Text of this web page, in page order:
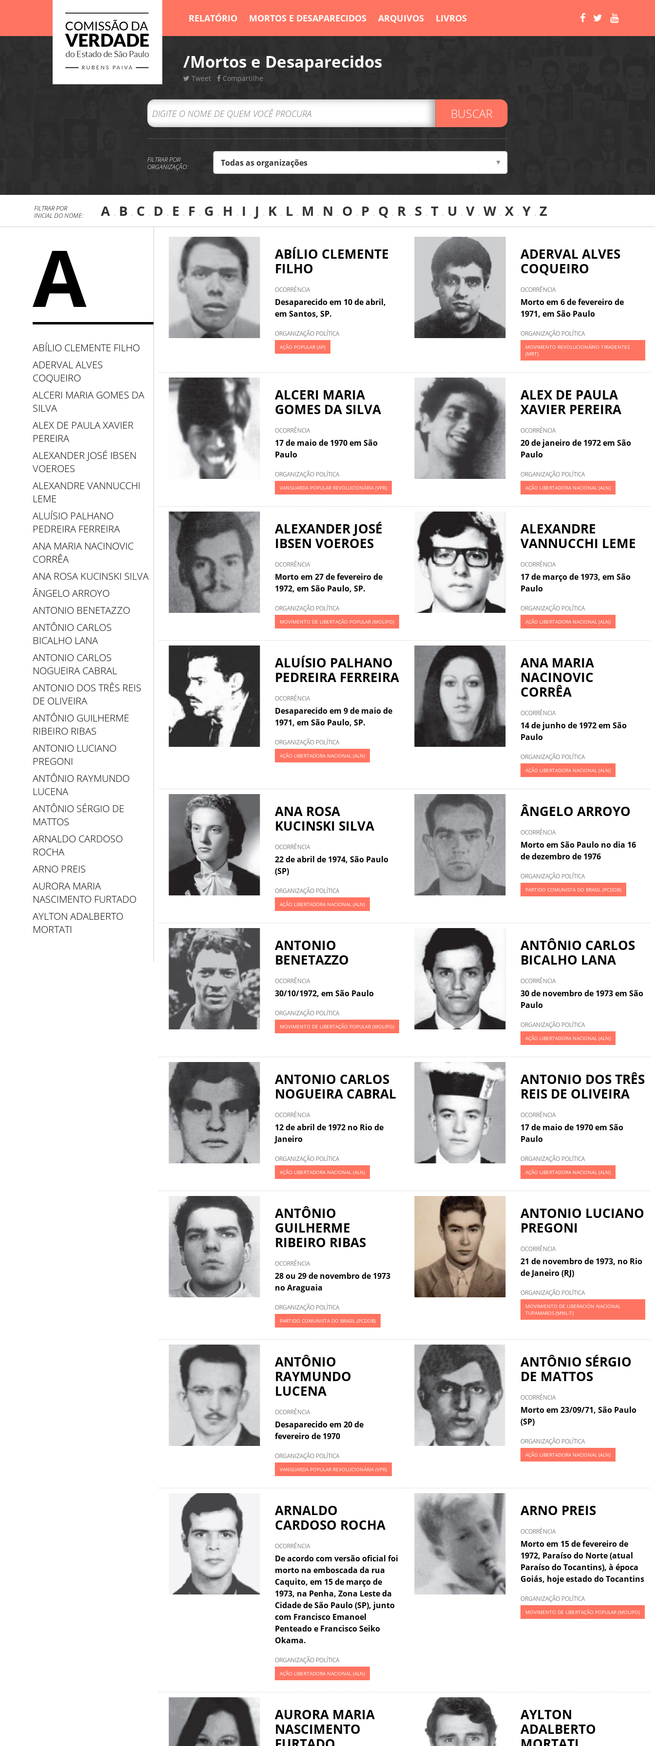
RELATÓRIO MORTOS E DESAPARECIDOS ARQUIVOS LIVROS
/Mortos e Desaparecidos
Tweet Compartilhe
BUSCAR
FILTRAR POR
ORGANIZAÇÃO:
FILTRAR POR
INICIAL DO NOME:
A . B . C . D . E . F . G . H . I . J . K . L . M . N . O . P . Q . R . S . T . U . V . W . X . Y . Z
A
ABÍLIO CLEMENTE FILHO
ADERVAL ALVES
COQUEIRO
ALCERI MARIA GOMES DA
SILVA
ALEX DE PAULA XAVIER
PEREIRA
ALEXANDER JOSÉ IBSEN
VOEROES
ALEXANDRE VANNUCCHI
LEME
ALUÍSIO PALHANO
PEDREIRA FERREIRA
ANA MARIA NACINOVIC
CORRÊA
ANA ROSA KUCINSKI SILVA
ÂNGELO ARROYO
ANTONIO BENETAZZO
ANTÔNIO CARLOS
BICALHO LANA
ANTONIO CARLOS
NOGUEIRA CABRAL
ANTONIO DOS TRÊS REIS
DE OLIVEIRA
ANTÔNIO GUILHERME
RIBEIRO RIBAS
ANTONIO LUCIANO
PREGONI
ANTÔNIO RAYMUNDO
LUCENA
ANTÔNIO SÉRGIO DE
MATTOS
ARNALDO CARDOSO
ROCHA
ARNO PREIS
AURORA MARIA
NASCIMENTO FURTADO
AYLTON ADALBERTO
MORTATI
ABÍLIO CLEMENTE
FILHO
OCORRÊNCIA
Desaparecido em 10 de abril,
em Santos, SP.
ORGANIZAÇÃO POLÍTICA
AÇÃO POPULAR (AP)
ADERVAL ALVES
COQUEIRO
OCORRÊNCIA
Morto em 6 de fevereiro de
1971, em São Paulo
ORGANIZAÇÃO POLÍTICA
MOVIMENTO REVOLUCIONÁRIO TIRADENTES
(MRT)
ALCERI MARIA
GOMES DA SILVA
OCORRÊNCIA
17 de maio de 1970 em São
Paulo
ORGANIZAÇÃO POLÍTICA
VANGUARDA POPULAR REVOLUCIONÁRIA (VPR)
ALEX DE PAULA
XAVIER PEREIRA
OCORRÊNCIA
20 de janeiro de 1972 em São
Paulo
ORGANIZAÇÃO POLÍTICA
AÇÃO LIBERTADORA NACIONAL (ALN)
ALEXANDER JOSÉ
IBSEN VOEROES
OCORRÊNCIA
Morto em 27 de fevereiro de
1972, em São Paulo, SP.
ORGANIZAÇÃO POLÍTICA
MOVIMENTO DE LIBERTAÇÃO POPULAR (MOLIPO)
ALEXANDRE
VANNUCCHI LEME
OCORRÊNCIA
17 de março de 1973, em São
Paulo
ORGANIZAÇÃO POLÍTICA
AÇÃO LIBERTADORA NACIONAL (ALN)
ALUÍSIO PALHANO
PEDREIRA FERREIRA
OCORRÊNCIA
Desaparecido em 9 de maio de
1971, em São Paulo, SP.
ORGANIZAÇÃO POLÍTICA
AÇÃO LIBERTADORA NACIONAL (ALN)
ANA MARIA
NACINOVIC
CORRÊA
OCORRÊNCIA
14 de junho de 1972 em São
Paulo
ORGANIZAÇÃO POLÍTICA
AÇÃO LIBERTADORA NACIONAL (ALN)
ANA ROSA
KUCINSKI SILVA
OCORRÊNCIA
22 de abril de 1974, São Paulo
(SP)
ORGANIZAÇÃO POLÍTICA
AÇÃO LIBERTADORA NACIONAL (ALN)
ÂNGELO ARROYO
OCORRÊNCIA
Morto em São Paulo no dia 16
de dezembro de 1976
ORGANIZAÇÃO POLÍTICA
PARTIDO COMUNISTA DO BRASIL (PCDOB)
ANTONIO
BENETAZZO
OCORRÊNCIA
30/10/1972, em São Paulo
ORGANIZAÇÃO POLÍTICA
MOVIMENTO DE LIBERTAÇÃO POPULAR (MOLIPO)
ANTÔNIO CARLOS
BICALHO LANA
OCORRÊNCIA
30 de novembro de 1973 em São
Paulo
ORGANIZAÇÃO POLÍTICA
AÇÃO LIBERTADORA NACIONAL (ALN)
ANTONIO CARLOS
NOGUEIRA CABRAL
OCORRÊNCIA
12 de abril de 1972 no Rio de
Janeiro
ORGANIZAÇÃO POLÍTICA
AÇÃO LIBERTADORA NACIONAL (ALN)
ANTONIO DOS TRÊS
REIS DE OLIVEIRA
OCORRÊNCIA
17 de maio de 1970 em São
Paulo
ORGANIZAÇÃO POLÍTICA
AÇÃO LIBERTADORA NACIONAL (ALN)
ANTÔNIO
GUILHERME
RIBEIRO RIBAS
OCORRÊNCIA
28 ou 29 de novembro de 1973
no Araguaia
ORGANIZAÇÃO POLÍTICA
PARTIDO COMUNISTA DO BRASIL (PCDOB)
ANTONIO LUCIANO
PREGONI
OCORRÊNCIA
21 de novembro de 1973, no Rio
de Janeiro (RJ)
ORGANIZAÇÃO POLÍTICA
MOVIMIENTO DE LIBERACIÓN NACIONAL
TUPAMAROS (MNL-T)
ANTÔNIO
RAYMUNDO
LUCENA
OCORRÊNCIA
Desaparecido em 20 de
fevereiro de 1970
ORGANIZAÇÃO POLÍTICA
VANGUARDA POPULAR REVOLUCIONÁRIA (VPR)
ANTÔNIO SÉRGIO
DE MATTOS
OCORRÊNCIA
Morto em 23/09/71, São Paulo
(SP)
ORGANIZAÇÃO POLÍTICA
AÇÃO LIBERTADORA NACIONAL (ALN)
ARNALDO
CARDOSO ROCHA
OCORRÊNCIA
De acordo com versão oficial foi
morto na emboscada da rua
Caquito, em 15 de março de
1973, na Penha, Zona Leste da
Cidade de São Paulo (SP), junto
com Francisco Emanoel
Penteado e Francisco Seiko
Okama.
ORGANIZAÇÃO POLÍTICA
AÇÃO LIBERTADORA NACIONAL (ALN)
ARNO PREIS
OCORRÊNCIA
Morto em 15 de fevereiro de
1972, Paraíso do Norte (atual
Paraíso do Tocantins), à época
Goiás, hoje estado do Tocantins
ORGANIZAÇÃO POLÍTICA
MOVIMENTO DE LIBERTAÇÃO POPULAR (MOLIPO)
AURORA MARIA
NASCIMENTO
AYLTON
ADALBERTO